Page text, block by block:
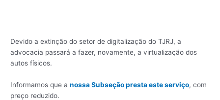
Devido a extinção do setor de digitalização do TJRJ, a
advocacia passará a fazer, novamente, a virtualização dos
autos físicos.
Informamos que anossa Subseção presta este serviço, com
preço reduzido.